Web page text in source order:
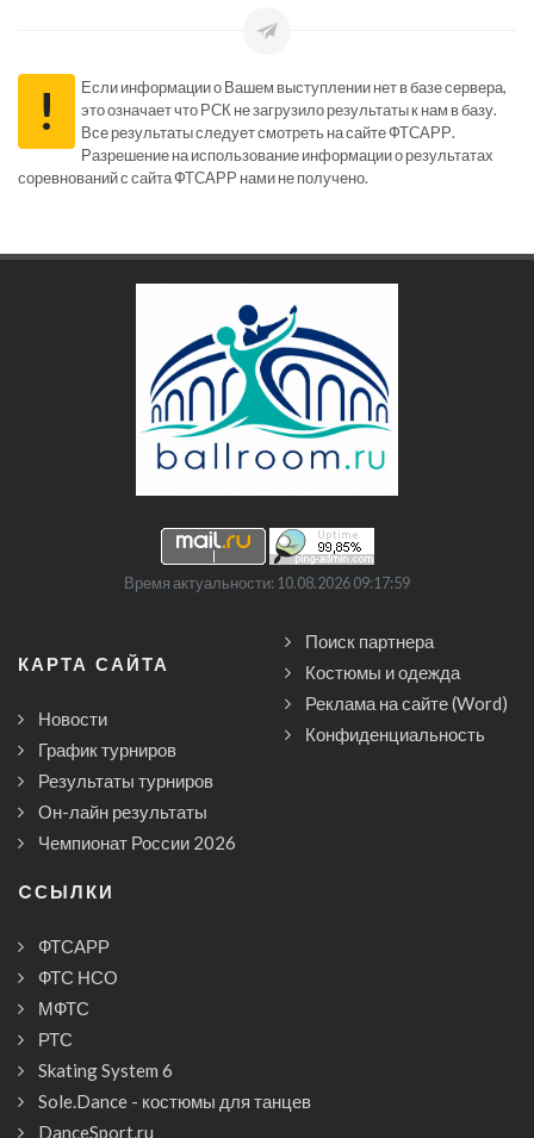
!
Если информации о Вашем выступлении нет в базе сервера,
это означает что РСК не загрузило результаты к нам в базу.
Все результаты следует смотреть на сайте ФТСАРР.
Разрешение на использование информации о результатах
соревнований с сайта ФТСАРР нами не получено.
Время актуальности: 10.08.2026 09:17:59
КАРТА САЙТА
Новости
График турниров
Результаты турниров
Он-лайн результаты
Чемпионат России 2026
Поиск партнера
Костюмы и одежда
Реклама на сайте (Word)
Конфиденциальность
CСЫЛКИ
ФТСАРР
ФТС НСО
МФТС
РТС
Skating System 6
Sole.Dance - костюмы для танцев
DanceSport.ru